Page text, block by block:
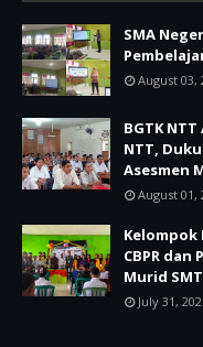
SMA
August 03,
BGTK
NTT,
Asesmen
August 01,
Kelompok
CBPR
Murid
July 31,